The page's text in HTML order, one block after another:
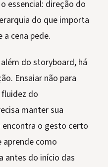
essencial: direção do
do que importa
cena pede.
do storyboard, há
Ensaiar não para
do
manter sua
encontra o gesto certo
como
antes do início das